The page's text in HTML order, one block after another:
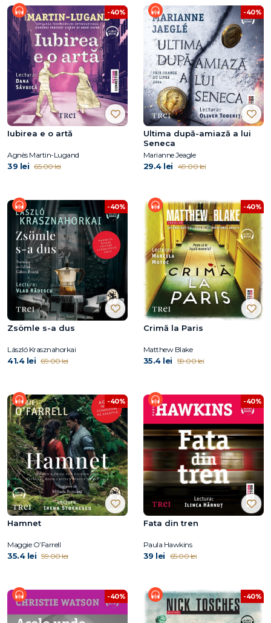
-40%
Iubirea e o artă
Agnès Martin-Lugand
39 lei 65.00 lei
-40%
Ultima după-amiază a lui
Seneca
Marianne Jeagle
29.4 lei 49.00 lei
-40%
Zsömle s-a dus
László Krasznahorkai
41.4 lei 69.00 lei
-40%
Crimă la Paris
Matthew Blake
35.4 lei 59.00 lei
-40%
Hamnet
Maggie O’Farrell
35.4 lei 59.00 lei
-40%
Fata din tren
Paula Hawkins
39 lei 65.00 lei
-40% -40%